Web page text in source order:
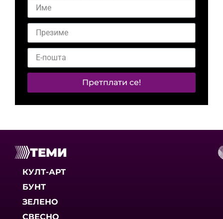
Претплати се!
ТЕМИ
КУЛТ-АРТ
БУНТ
ЗЕЛЕНО
СВЕСНО